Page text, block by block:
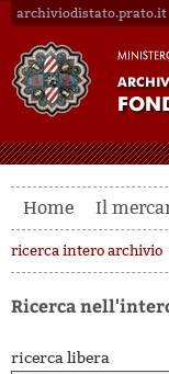
archiviodistato.prato.it
Home Il
ricerca intero archivio
Ricerca
ricerca libera